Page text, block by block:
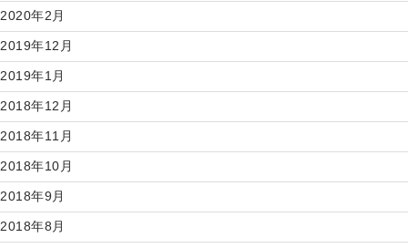
2020年2月
2019年12月
2019年1月
2018年12月
2018年11月
2018年10月
2018年9月
2018年8月